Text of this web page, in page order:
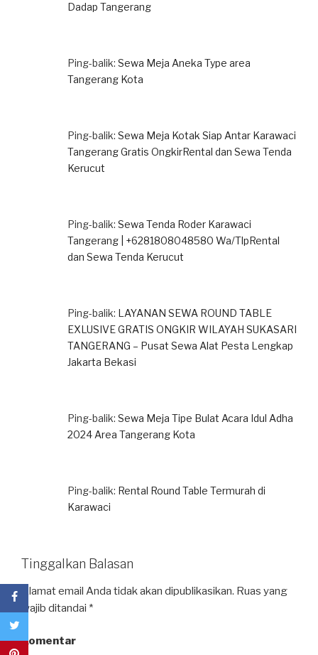
Dadap Tangerang
Ping-balik: Sewa Meja Aneka Type area
Tangerang Kota
Ping-balik: Sewa Meja Kotak Siap Antar Karawaci
Tangerang Gratis OngkirRental dan Sewa Tenda
Kerucut
Ping-balik: Sewa Tenda Roder Karawaci
Tangerang | +6281808048580 Wa/TlpRental
dan Sewa Tenda Kerucut
Ping-balik: LAYANAN SEWA ROUND TABLE
EXLUSIVE GRATIS ONGKIR WILAYAH SUKASARI
TANGERANG – Pusat Sewa Alat Pesta Lengkap
Jakarta Bekasi
Ping-balik: Sewa Meja Tipe Bulat Acara Idul Adha
2024 Area Tangerang Kota
Ping-balik: Rental Round Table Termurah di
Karawaci
Tinggalkan Balasan
Alamat email Anda tidak akan dipublikasikan. Ruas yang
wajib ditandai *
Komentar